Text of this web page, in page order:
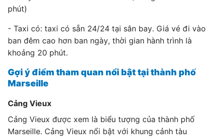
phút)
- Taxi có: taxi có sẵn 24/24 tại sân bay. Giá vé đi vào
ban đêm cao hơn ban ngày, thời gian hành trình là
khoảng 20 phút.
Gợi ý điểm tham quan nổi bật tại thành phố
Marseille
Cảng Vieux
Cảng Vieux được xem là biểu tượng của thành phố
Marseille. Cảng Vieux nổi bật với khung cảnh tàu